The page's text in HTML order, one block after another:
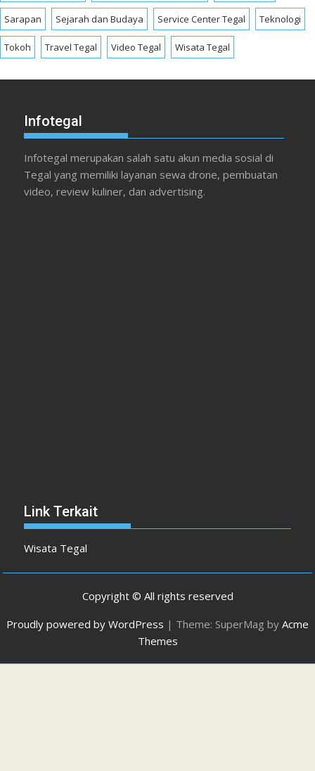
Sarapan Sejarah dan Budaya Service Center Tegal Teknologi
Tokoh Travel Tegal Video Tegal Wisata Tegal
Infotegal
Infotegal merupakan salah satu akun media sosial di
Tegal yang memiliki layanan sewa drone, pembuatan
video, review kuliner, dan advertising.
Link Terkait
Wisata Tegal
Copyright © All rights reserved
Proudly powered by WordPress | Theme: SuperMag by Acme
Themes